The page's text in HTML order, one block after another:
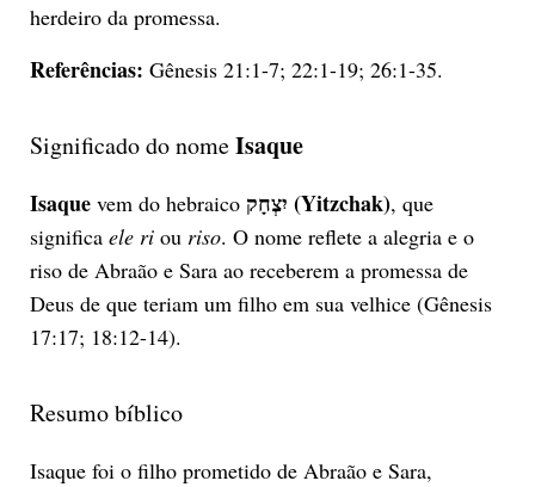
herdeiro da promessa.
Referências: Gênesis 21:1-7; 22:1-19; 26:1-35.
Significado do nomeIsaque
Isaquevem do hebraico יִצְחָק (Yitzchak), que
significa ele riou riso. O nome reflete a alegria e o
riso de Abraão e Sara ao receberem a promessa de
Deus de que teriam um filho em sua velhice (Gênesis
17:17; 18:12-14).
Resumo bíblico
Isaque foi o filho prometido de Abraão e Sara,